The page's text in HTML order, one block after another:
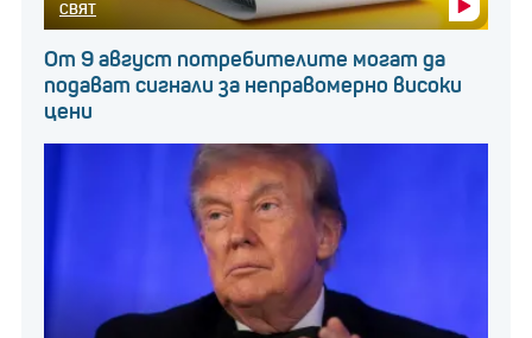
СВЯТ
От 9 август потребителите могат да
подават сигнали за неправомерно високи
цени